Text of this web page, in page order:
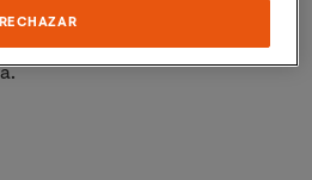
del papel de las mujeres en
y revertir esta
RECHAZAR